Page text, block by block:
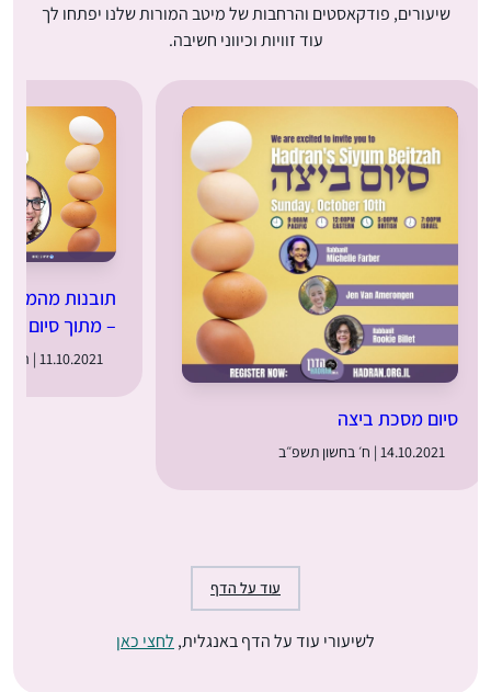
שיעורים, פודקאסטים והרחבות של מיטב המורות שלנו יפתחו לך
עוד זוויות וכיווני חשיבה.
סיום מסכת ביצה
14.10.2021 | ח׳ בחשון תשפ״ב
תובנות
– מתוך סיום
11.10.2021 | ה׳ בחשון תשפ״ב
עוד על הדף
לשיעורי עוד על הדף באנגלית, לחצי כאן